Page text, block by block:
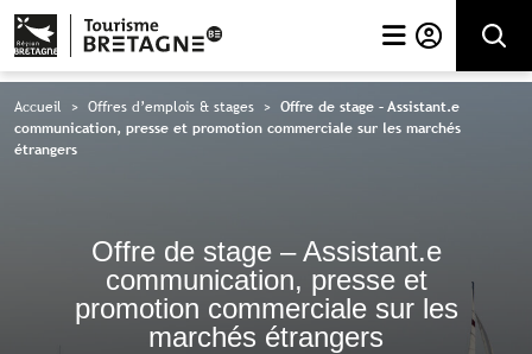
Rechercher
Accueil > Offres d’emplois & stages > Offre de stage – Assistant.e
communication, presse et promotion commerciale sur les marchés
étrangers
Offre de stage – Assistant.e
communication, presse et
promotion commerciale sur les
marchés étrangers